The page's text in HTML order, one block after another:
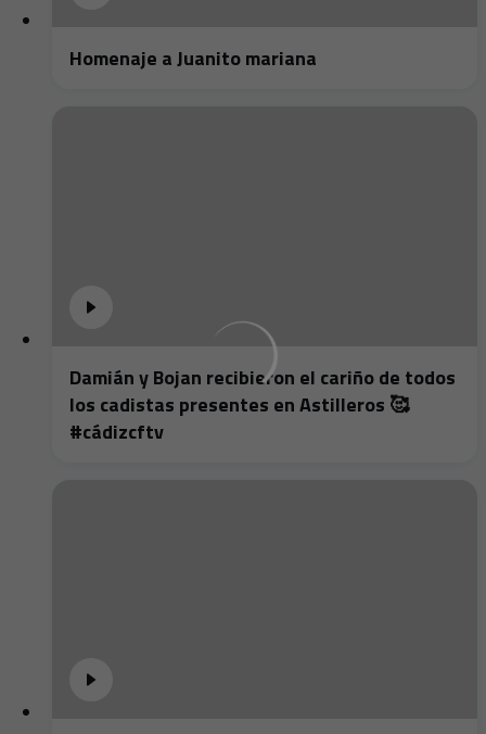
Homenaje a Juanito mariana
Damián y Bojan recibieron el cariño de todos
los cadistas presentes en Astilleros 🥰
#cádizcftv